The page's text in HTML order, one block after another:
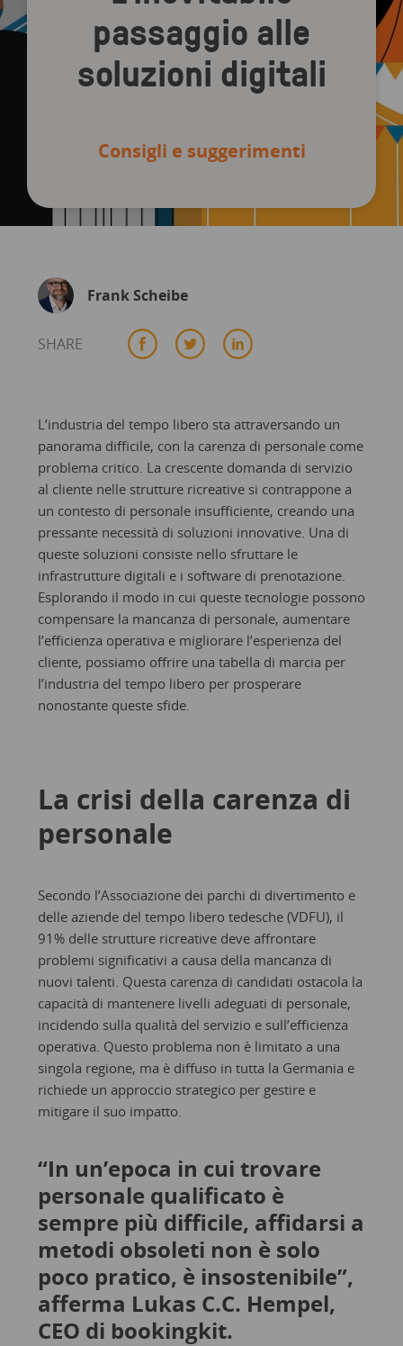
passaggio alle
soluzioni digitali
Consigli e suggerimenti
Frank Scheibe
SHARE
L’industria del tempo libero sta attraversando un
panorama difficile, con la carenza di personale come
problema critico. La crescente domanda di servizio
al cliente nelle strutture ricreative si contrappone a
un contesto di personale insufficiente, creando una
pressante necessità di soluzioni innovative. Una di
queste soluzioni consiste nello sfruttare le
infrastrutture digitali e i software di prenotazione.
Esplorando il modo in cui queste tecnologie possono
compensare la mancanza di personale, aumentare
l’efficienza operativa e migliorare l’esperienza del
cliente, possiamo offrire una tabella di marcia per
l’industria del tempo libero per prosperare
nonostante queste sfide.
La crisi della carenza di
personale
Secondo l’Associazione dei parchi di divertimento e
delle aziende del tempo libero tedesche (VDFU), il
91% delle strutture ricreative deve affrontare
problemi significativi a causa della mancanza di
nuovi talenti. Questa carenza di candidati ostacola la
capacità di mantenere livelli adeguati di personale,
incidendo sulla qualità del servizio e sull’efficienza
operativa. Questo problema non è limitato a una
singola regione, ma è diffuso in tutta la Germania e
richiede un approccio strategico per gestire e
mitigare il suo impatto.
“In un’epoca in cui trovare
personale qualificato è
sempre più difficile, affidarsi a
metodi obsoleti non è solo
poco pratico, è insostenibile”,
afferma Lukas C.C. Hempel,
CEO di bookingkit.